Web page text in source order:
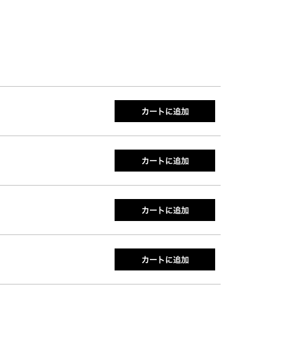
カートに追加
カートに追加
カートに追加
カートに追加